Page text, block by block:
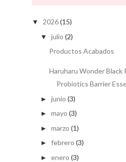
▼ 2026(15)
▼ julio (2)
Productos Acabados
Haruharu Wonder Black
Probiotics Barrier
► junio (3)
► mayo (3)
► marzo (1)
► febrero (3)
► enero (3)